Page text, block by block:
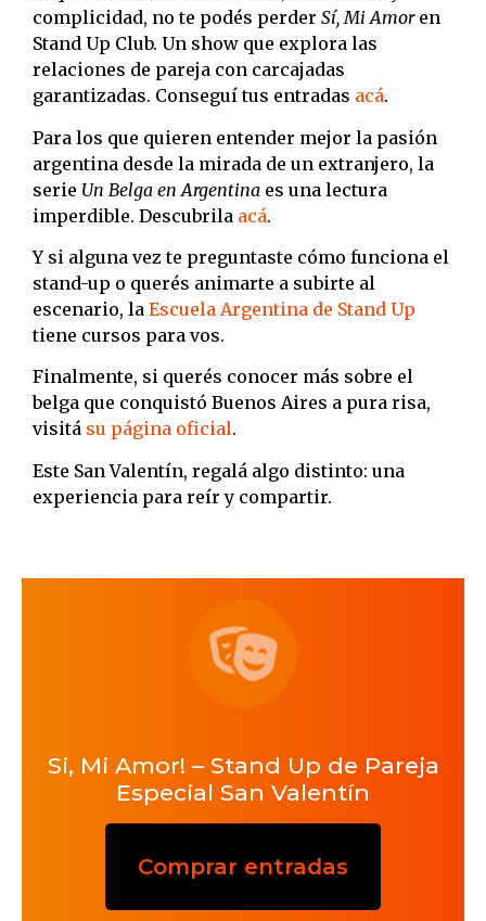
complicidad, no te podés perder Sí, Mi Amoren
Stand Up Club. Un show que explora las
relaciones de pareja con carcajadas
garantizadas. Conseguí tus entradas acá.
Para los que quieren entender mejor la pasión
argentina desde la mirada de un extranjero, la
serie Un Belga en Argentina es una lectura
imperdible. Descubrila acá.
Y si alguna vez te preguntaste cómo funciona el
stand-up o querés animarte a subirte al
escenario, la Escuela Argentina de Stand Up
tiene cursos para vos.
Finalmente, si querés conocer más sobre el
belga que conquistó Buenos Aires a pura risa,
visitá su página oficial.
Este San Valentín, regalá algo distinto: una
experiencia para reír y compartir.
Si, Mi Amor! – Stand Up de Pareja
Especial San Valentín
Comprar entradas